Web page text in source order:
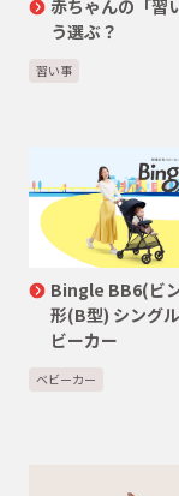
赤ちゃんの「習
う選ぶ？
習い事
Bingle BB6(ビ
形(B型) シング
ビーカー
ベビーカー